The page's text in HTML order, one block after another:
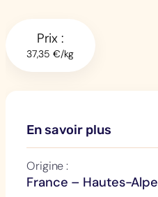
Prix :
37,35 €/kg
En savoir plus
Origine :
France – Hautes-